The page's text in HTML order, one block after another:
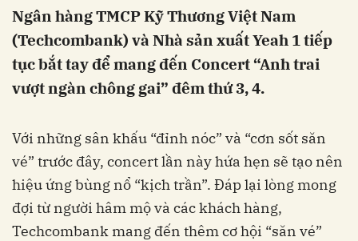
Ngân hàng TMCP Kỹ Thương Việt Nam
(Techcombank) và Nhà sản xuất Yeah 1 tiếp
tục bắt tay để mang đến Concert “Anh trai
vượt ngàn chông gai” đêm thứ 3, 4.
Với những sân khấu “đỉnh nóc” và “cơn sốt săn
vé” trước đây, concert lần này hứa hẹn sẽ tạo nên
hiệu ứng bùng nổ “kịch trần”. Đáp lại lòng mong
đợi từ người hâm mộ và các khách hàng,
Techcombank mang đến thêm cơ hội “săn vé”
Hủy